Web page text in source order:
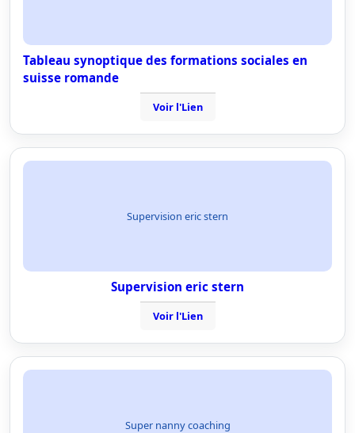
Tableau synoptique des formations sociales en
suisse romande
Voir l'Lien
Supervision eric stern
Supervision eric stern
Voir l'Lien
Super nanny coaching